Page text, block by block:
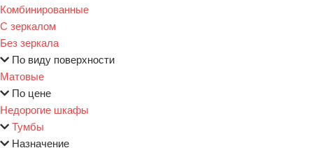
Комбинированные
С зеркалом
Без зеркала
По виду поверхности
Матовые
По цене
Недорогие шкафы
Тумбы
Назначение